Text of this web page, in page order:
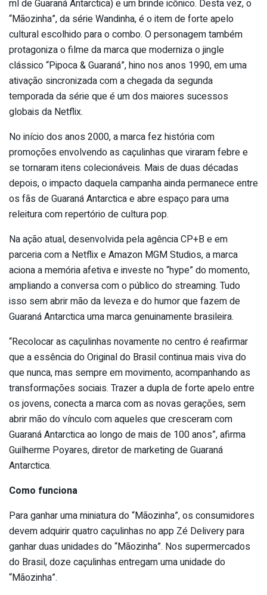
ml de Guaraná Antarctica) e um brinde icônico. Desta vez, o
“Mãozinha”, da série Wandinha, é o item de forte apelo
cultural escolhido para o combo. O personagem também
protagoniza o filme da marca que moderniza o jingle
clássico “Pipoca & Guaraná”, hino nos anos 1990, em uma
ativação sincronizada com a chegada da segunda
temporada da série que é um dos maiores sucessos
globais da Netflix.
No início dos anos 2000, a marca fez história com
promoções envolvendo as caçulinhas que viraram febre e
se tornaram itens colecionáveis. Mais de duas décadas
depois, o impacto daquela campanha ainda permanece entre
os fãs de Guaraná Antarctica e abre espaço para uma
releitura com repertório de cultura pop.
Na ação atual, desenvolvida pela agência CP+B e em
parceria com a Netflix e Amazon MGM Studios, a marca
aciona a memória afetiva e investe no “hype” do momento,
ampliando a conversa com o público do streaming. Tudo
isso sem abrir mão da leveza e do humor que fazem de
Guaraná Antarctica uma marca genuinamente brasileira.
“Recolocar as caçulinhas novamente no centro é reafirmar
que a essência do Original do Brasil continua mais viva do
que nunca, mas sempre em movimento, acompanhando as
transformações sociais. Trazer a dupla de forte apelo entre
os jovens, conecta a marca com as novas gerações, sem
abrir mão do vínculo com aqueles que cresceram com
Guaraná Antarctica ao longo de mais de 100 anos”, afirma
Guilherme Poyares, diretor de marketing de Guaraná
Antarctica.
Como funciona
Para ganhar uma miniatura do “Mãozinha”, os consumidores
devem adquirir quatro caçulinhas no app Zé Delivery para
ganhar duas unidades do “Mãozinha”. Nos supermercados
do Brasil, doze caçulinhas entregam uma unidade do
“Mãozinha”.